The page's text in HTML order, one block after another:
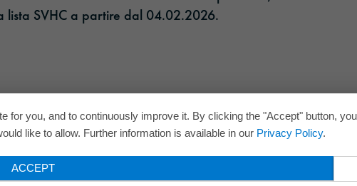
SVHC a partire dal 04.02.2026.​
for you, and to continuously improve it. By clicking the "Accept" button,
like to allow. Further information is available in our Privacy Policy.
ACCEPT